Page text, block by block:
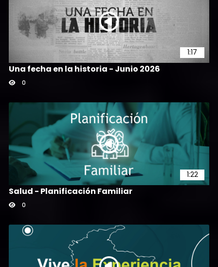
1:17
Una fecha en la historia - Junio 2026
0
1:22
Salud - Planificación Familiar
0